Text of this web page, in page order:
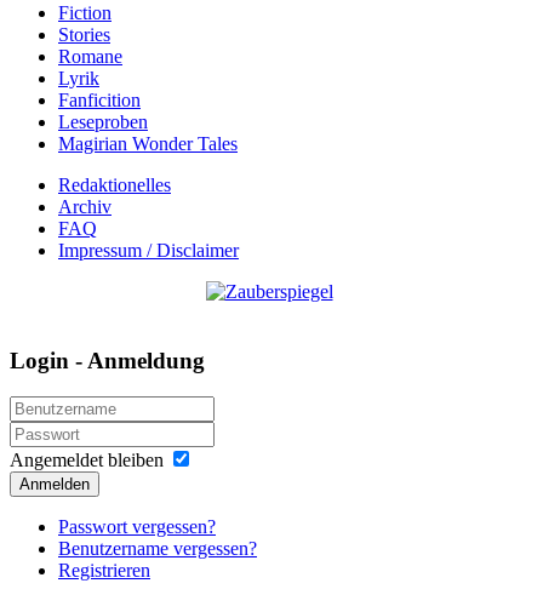
Fiction
Stories
Romane
Lyrik
Fanficition
Leseproben
Magirian Wonder Tales
Redaktionelles
Archiv
FAQ
Impressum / Disclaimer
Login - Anmeldung
Angemeldet bleiben
Anmelden
Passwort vergessen?
Benutzername vergessen?
Registrieren